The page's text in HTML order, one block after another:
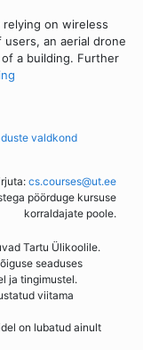
relying on wireless
an aerial drone
a building. Further
valdkond
cs.courses@ut.ee
pöörduge kursuse
korraldajate poole.
Tartu Ülikoolile.
seaduses
ja tingimustel.
viitama
on lubatud ainult